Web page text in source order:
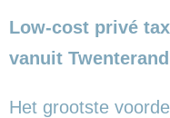
Low-cost privé
vanuit
Het grootste